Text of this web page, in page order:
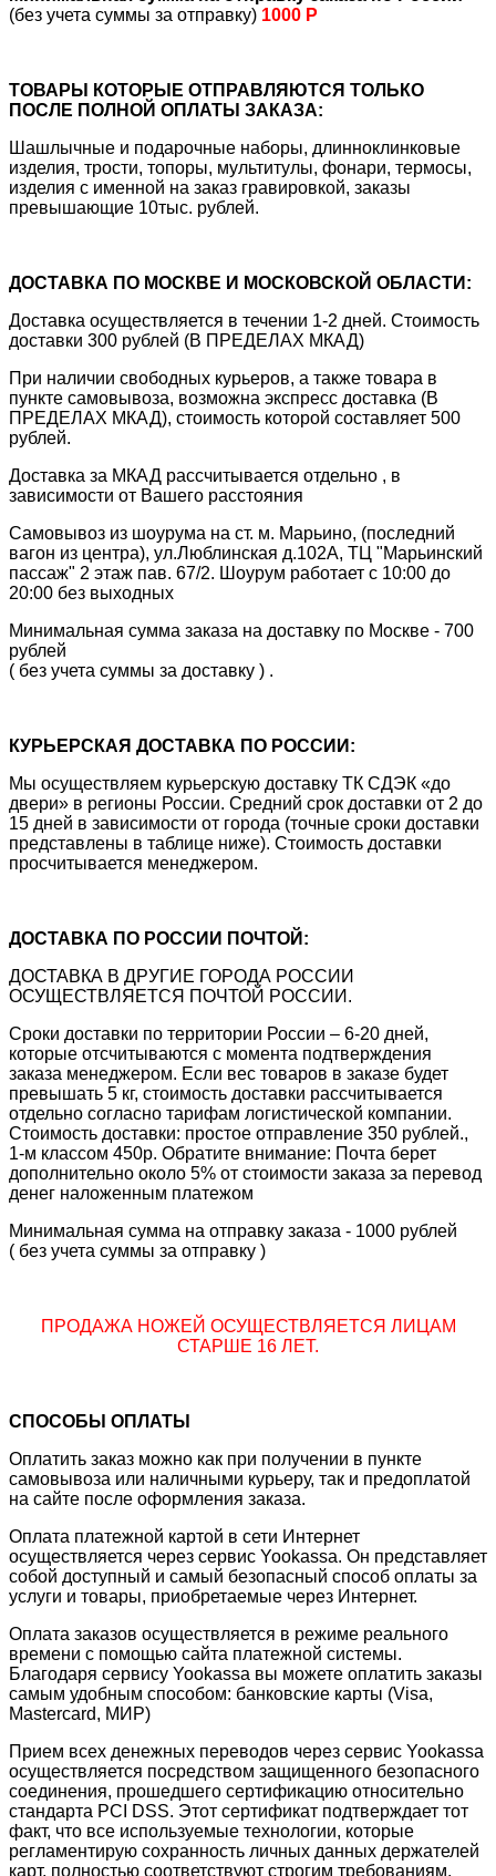
(без учета суммы за отправку) 1000 Р
ТОВАРЫ КОТОРЫЕ ОТПРАВЛЯЮТСЯ ТОЛЬКО
ПОСЛЕ ПОЛНОЙ ОПЛАТЫ ЗАКАЗА:
Шашлычные и подарочные наборы, длинноклинковые
изделия, трости, топоры, мультитулы, фонари, термосы,
изделия с именной на заказ гравировкой, заказы
превышающие 10тыс. рублей.
ДОСТАВКА ПО МОСКВЕ И МОСКОВСКОЙ ОБЛАСТИ:
Доставка осуществляется в течении 1-2 дней. Стоимость
доставки 300 рублей (В ПРЕДЕЛАХ МКАД)
При наличии свободных курьеров, а также товара в
пункте самовывоза, возможна экспресс доставка (В
ПРЕДЕЛАХ МКАД), стоимость которой составляет 500
рублей.
Доставка за МКАД рассчитывается отдельно , в
зависимости от Вашего расстояния
Самовывоз из шоурума на ст. м. Марьино, (последний
вагон из центра), ул.Люблинская д.102А, ТЦ "Марьинский
пассаж" 2 этаж пав. 67/2. Шоурум работает с 10:00 до
20:00 без выходных
Минимальная сумма заказа на доставку по Москве - 700
рублей
( без учета суммы за доставку ) .
КУРЬЕРСКАЯ ДОСТАВКА ПО РОССИИ:
Мы осуществляем курьерскую доставку ТК СДЭК «до
двери» в регионы России. Средний срок доставки от 2 до
15 дней в зависимости от города (точные сроки доставки
представлены в таблице ниже). Стоимость доставки
просчитывается менеджером.
ДОСТАВКА ПО РОССИИ ПОЧТОЙ:
ДОСТАВКА В ДРУГИЕ ГОРОДА РОССИИ
ОСУЩЕСТВЛЯЕТСЯ ПОЧТОЙ РОССИИ.
Сроки доставки по территории России – 6-20 дней,
которые отсчитываются с момента подтверждения
заказа менеджером. Если вес товаров в заказе будет
превышать 5 кг, стоимость доставки рассчитывается
отдельно согласно тарифам логистической компании.
Стоимость доставки: простое отправление 350 рублей.,
1-м классом 450р. Обратите внимание: Почта берет
дополнительно около 5% от стоимости заказа за перевод
денег наложенным платежом
Минимальная сумма на отправку заказа - 1000 рублей
( без учета суммы за отправку )
ПРОДАЖА НОЖЕЙ ОСУЩЕСТВЛЯЕТСЯ ЛИЦАМ
СТАРШЕ 16 ЛЕТ.
СПОСОБЫ ОПЛАТЫ
Оплатить заказ можно как при получении в пункте
самовывоза или наличными курьеру, так и предоплатой
на сайте после оформления заказа.
Оплата платежной картой в сети Интернет
осуществляется через сервис Yookassa. Он представляет
собой доступный и самый безопасный способ оплаты за
услуги и товары, приобретаемые через Интернет.
Оплата заказов осуществляется в режиме реального
времени с помощью сайта платежной системы.
Благодаря сервису Yookassa вы можете оплатить заказы
самым удобным способом: банковские карты (Visa,
Mastercard, МИР)
Прием всех денежных переводов через сервис Yookassa
осуществляется посредством защищенного безопасного
соединения, прошедшего сертификацию относительно
стандарта PCI DSS. Этот сертификат подтверждает тот
факт, что все используемые технологии, которые
регламентирую сохранность личных данных держателей
карт, полностью соответствуют строгим требованиям.